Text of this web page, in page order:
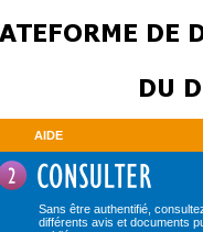
AIDE
Sans être authentifié,
différents avis et documents